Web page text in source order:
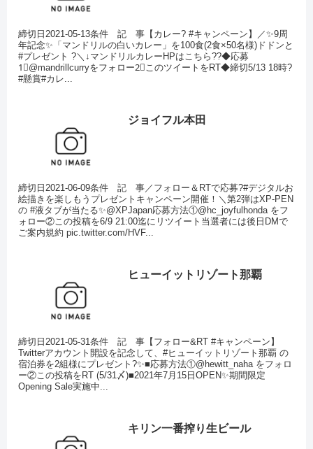
締切日2021-05-13条件 記 事【カレー? #キャンペーン】／✨9周
年記念✨「マンドリルの白いカレー」を100食(2食×50名様)ドドンと
#プレゼント ?＼↓マンドリルカレーHPはこちら??◆応募
1⃣@mandrillcurryをフォロー2⃣このツイートをRT◆締切5/13 18時?
#懸賞#カレ...
ジョイフル本田
締切日2021-06-09条件 記 事／フォロー＆RTで応募?#デジタルお
絵描きを楽しもうプレゼントキャンペーン開催！＼第2弾はXP-PEN
の #液タブが当たる✨@XPJapan応募方法①@hc_joyfulhonda をフ
ォロー②この投稿を6/9 21:00迄にリツイート当選者には後日DMで
ご案内規約 pic.twitter.com/HVF...
ヒューイットリゾート那覇
締切日2021-05-31条件 記 事【フォロー&RT #キャンペーン】
Twitterアカウント開設を記念して、#ヒューイットリゾート那覇 の
宿泊券を2組様にプレゼント?✨■応募方法①@hewitt_naha をフォロ
ー②この投稿をRT (5/31〆)■2021年7月15日OPEN✨期間限定
Opening Sale実施中...
キリン一番搾り生ビール